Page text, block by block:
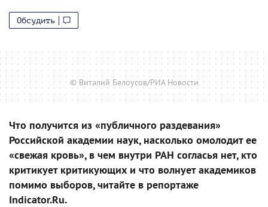
Обсудить
© Виталий Белоусов/РИА Новости
Что получится из «публичного раздевания»
Российской академии наук, насколько омолодит ее
«свежая кровь», в чем внутри РАН согласья нет, кто
критикует критикующих и что волнует академиков
помимо выборов, читайте в репортаже
Indicator.Ru.